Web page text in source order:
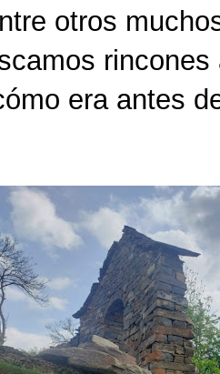
otros
era antes